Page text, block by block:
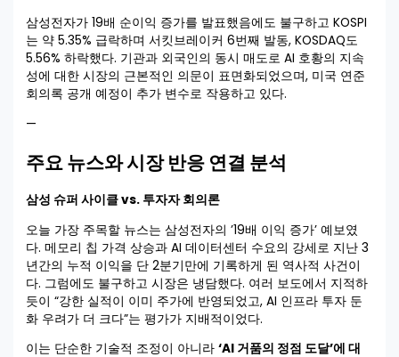
삼성전자가 19배 순이익 증가를 발표했음에도 불구하고 KOSPI
는 약 5.35% 급락하며 서킷브레이커 6번째 발동, KOSDAQ도
5.56% 하락했다. 기관과 외국인의 동시 매도로 AI 호황의 지속
성에 대한 시장의 근본적인 의문이 표면화되었으며, 미국 연준
회의록 공개 예정이 추가 변수로 작용하고 있다.
—
주요 뉴스와 시장 반응 연결 분석
삼성 슈퍼 사이클 vs. 투자자 회의론
오늘 가장 주목할 뉴스는 삼성전자의 ’19배 이익 증가’ 예보였
다. 메모리 칩 가격 상승과 AI 데이터센터 수요의 강세로 지난 3
년간의 누적 이익을 단 2분기만에 기록하게 된 역사적 사건이
다. 그럼에도 불구하고 시장은 냉담했다. 여러 보도에서 지적하
듯이 “강한 실적이 이미 주가에 반영되었고, AI 인프라 투자 둔
화 우려가 더 크다”는 평가가 지배적이었다.
이는 단순한 기술적 조정이 아니라‘AI 거품의 정점 도달’에 대